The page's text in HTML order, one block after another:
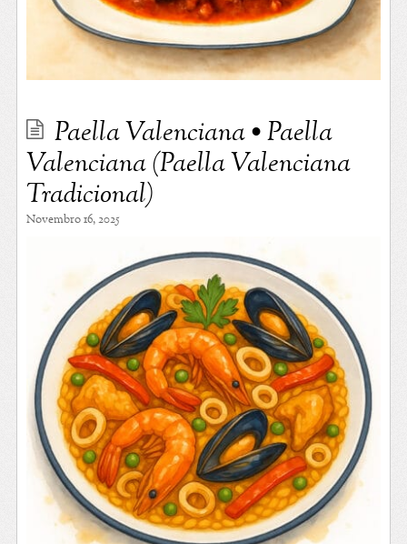
Paella Valenciana • Paella
Valenciana (Paella Valenciana
Tradicional)
Novembro 16, 2025